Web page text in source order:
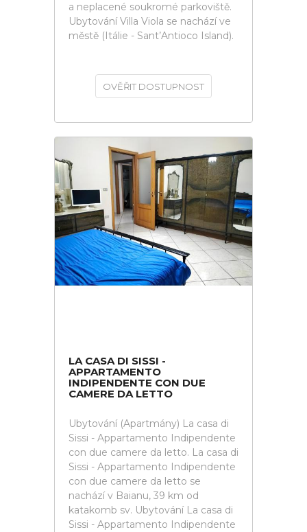
a neplacené soukromé parkoviště.
Ubytování Villa Viola se nachází ve
městě (Itálie - Sant’Antioco Island).
OVĚŘIT DOSTUPNOST
LA CASA DI SISSI -
APPARTAMENTO
INDIPENDENTE CON DUE
CAMERE DA LETTO
Ubytování (Apartmány) La casa di
Sissi - Appartamento Indipendente
con due camere da letto. La casa di
Sissi - Appartamento Indipendente
con due camere da letto se
nachází v Baianu, 39 km od
katakomb sv. Ubytování La casa di
Sissi - Appartamento Indipendente